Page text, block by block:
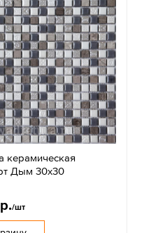
керамическая
Дым 30х30
/шт